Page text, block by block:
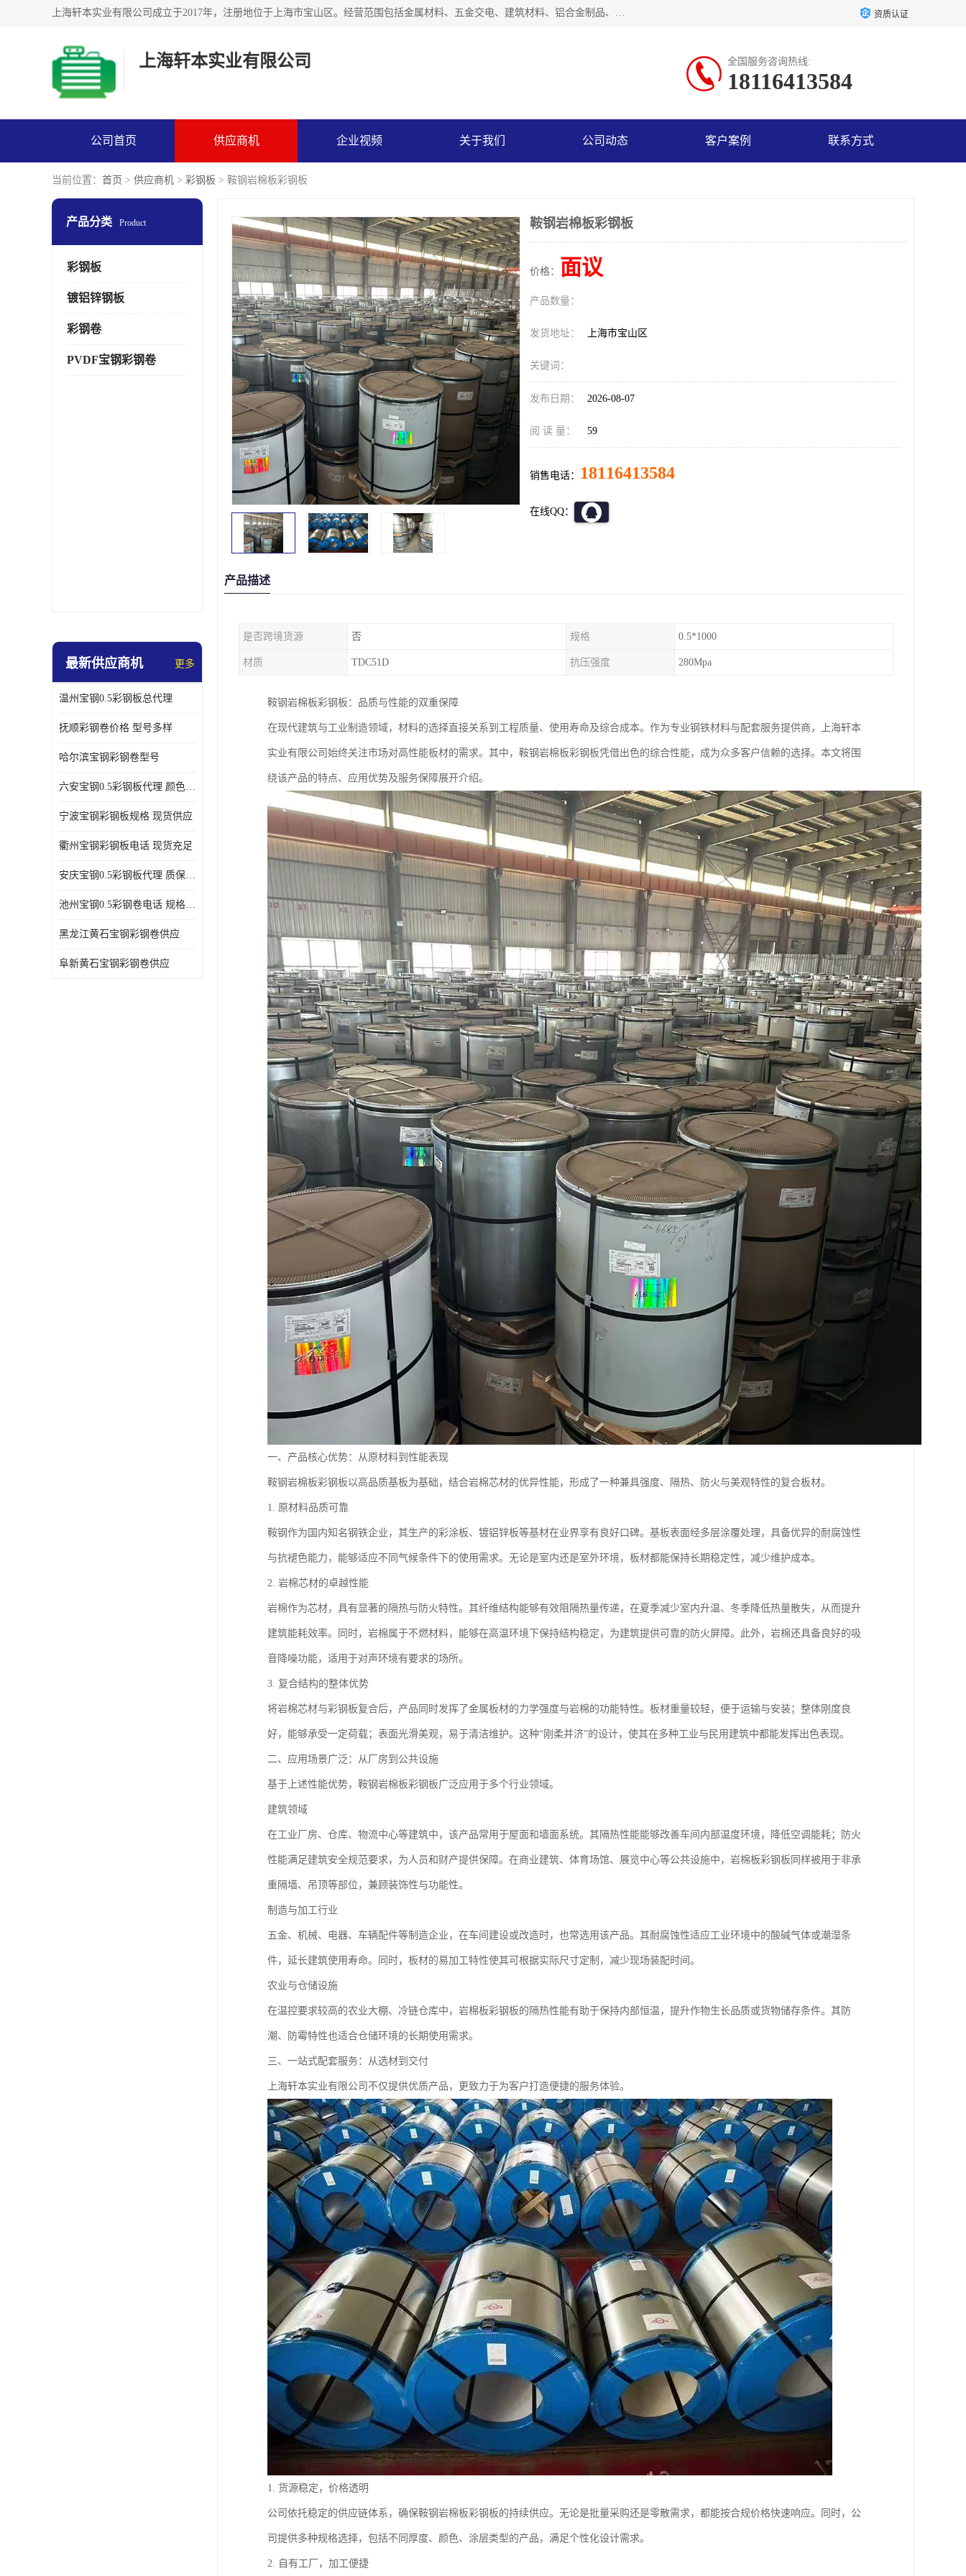
上海轩本实业有限公司成立于2017年，注册地位于上海市宝山区。经营范围包括金属材料、五金交电、建筑材料、铝合金制品、机械设备、电线电缆、装潢材料等；公司主营产品：宝钢彩钢板、宝钢彩钢卷、宝钢彩涂板、宝钢彩涂卷、宝钢高耐候彩钢板，宝钢氟碳彩钢板。是一家集钢铁贸易，物流、加工为一体的产业全配套公司。 资质认证
上海轩本实业有限公司 全国服务咨询热线:
18116413584
公司首页 供应商机 企业视频 关于我们 公司动态 客户案例 联系方式
当前位置： 首页 > 供应商机 > 彩钢板 > 鞍钢岩棉板彩钢板
产品分类 Product
彩钢板
镀铝锌钢板
彩钢卷
PVDF宝钢彩钢卷
最新供应商机 更多
温州宝钢0.5彩钢板总代理
抚顺彩钢卷价格 型号多样
哈尔滨宝钢彩钢卷型号
六安宝钢0.5彩钢板代理 颜色定制
宁波宝钢彩钢板规格 现货供应
衢州宝钢彩钢板电话 现货充足
安庆宝钢0.5彩钢板代理 质保十年起
池州宝钢0.5彩钢卷电话 规格多样
黑龙江黄石宝钢彩钢卷供应
阜新黄石宝钢彩钢卷供应
鞍钢岩棉板彩钢板
价格： 面议
产品数量：
发货地址： 上海市宝山区
关键词：
发布日期： 2026-08-07
阅 读 量： 59
销售电话： 18116413584
在线QQ：
产品描述
是否跨境货源 否 规格 0.5*1000
材质 TDC51D 抗压强度 280Mpa
鞍钢岩棉板彩钢板：品质与性能的双重保障
在现代建筑与工业制造领域，材料的选择直接关系到工程质量、使用寿命及综合成本。作为专业钢铁材料与配套服务提供商，上海轩本
实业有限公司始终关注市场对高性能板材的需求。其中，鞍钢岩棉板彩钢板凭借出色的综合性能，成为众多客户信赖的选择。本文将围
绕该产品的特点、应用优势及服务保障展开介绍。
一、产品核心优势：从原材料到性能表现
鞍钢岩棉板彩钢板以高品质基板为基础，结合岩棉芯材的优异性能，形成了一种兼具强度、隔热、防火与美观特性的复合板材。
1. 原材料品质可靠
鞍钢作为国内知名钢铁企业，其生产的彩涂板、镀铝锌板等基材在业界享有良好口碑。基板表面经多层涂覆处理，具备优异的耐腐蚀性
与抗褪色能力，能够适应不同气候条件下的使用需求。无论是室内还是室外环境，板材都能保持长期稳定性，减少维护成本。
2. 岩棉芯材的卓越性能
岩棉作为芯材，具有显著的隔热与防火特性。其纤维结构能够有效阻隔热量传递，在夏季减少室内升温、冬季降低热量散失，从而提升
建筑能耗效率。同时，岩棉属于不燃材料，能够在高温环境下保持结构稳定，为建筑提供可靠的防火屏障。此外，岩棉还具备良好的吸
音降噪功能，适用于对声环境有要求的场所。
3. 复合结构的整体优势
将岩棉芯材与彩钢板复合后，产品同时发挥了金属板材的力学强度与岩棉的功能特性。板材重量较轻，便于运输与安装；整体刚度良
好，能够承受一定荷载；表面光滑美观，易于清洁维护。这种“刚柔并济”的设计，使其在多种工业与民用建筑中都能发挥出色表现。
二、应用场景广泛：从厂房到公共设施
基于上述性能优势，鞍钢岩棉板彩钢板广泛应用于多个行业领域。
建筑领域
在工业厂房、仓库、物流中心等建筑中，该产品常用于屋面和墙面系统。其隔热性能能够改善车间内部温度环境，降低空调能耗；防火
性能满足建筑安全规范要求，为人员和财产提供保障。在商业建筑、体育场馆、展览中心等公共设施中，岩棉板彩钢板同样被用于非承
重隔墙、吊顶等部位，兼顾装饰性与功能性。
制造与加工行业
五金、机械、电器、车辆配件等制造企业，在车间建设或改造时，也常选用该产品。其耐腐蚀性适应工业环境中的酸碱气体或潮湿条
件，延长建筑使用寿命。同时，板材的易加工特性使其可根据实际尺寸定制，减少现场装配时间。
农业与仓储设施
在温控要求较高的农业大棚、冷链仓库中，岩棉板彩钢板的隔热性能有助于保持内部恒温，提升作物生长品质或货物储存条件。其防
潮、防霉特性也适合仓储环境的长期使用需求。
三、一站式配套服务：从选材到交付
上海轩本实业有限公司不仅提供优质产品，更致力于为客户打造便捷的服务体验。
1. 货源稳定，价格透明
公司依托稳定的供应链体系，确保鞍钢岩棉板彩钢板的持续供应。无论是批量采购还是零散需求，都能按合规价格快速响应。同时，公
司提供多种规格选择，包括不同厚度、颜色、涂层类型的产品，满足个性化设计需求。
2. 自有工厂，加工便捷